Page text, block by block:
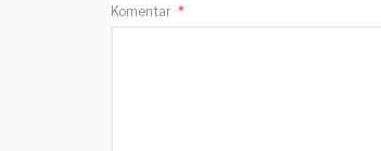
Komentar *